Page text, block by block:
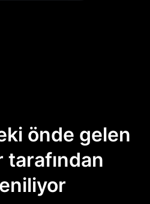
önde gelen